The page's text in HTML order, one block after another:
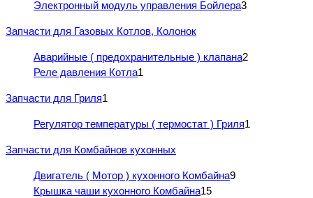
Электронный модуль управления Бойлера3
Запчасти для Газовых Котлов, Колонок
Аварийные ( предохранительные ) клапана2
Реле давления Котла1
Запчасти для Гриля1
Регулятор температуры ( термостат ) Гриля1
Запчасти для Комбайнов кухонных
Двигатель ( Мотор ) кухонного Комбайна9
Крышка чаши кухонного Комбайна15